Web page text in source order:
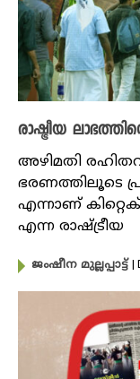
രാഷ്ട്രീയ
അഴിമതി
ഭരണത്തിലൂടെ
എന്നാണ്
എന്ന രാഷ്ട്രീയ
ജംഷീന മുല്ലപ്പാട്ട് |